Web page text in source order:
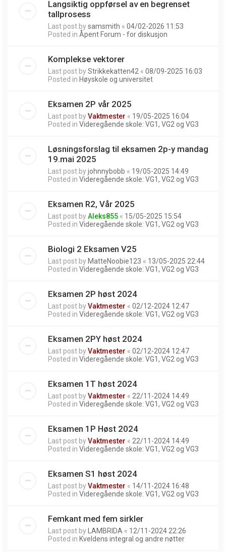
Langsiktig oppførsel av en begrenset
tallprosess
Last post bysamsmith « 04/02-2026 11:53
Posted in Åpent Forum - for diskusjon
Komplekse vektorer
Last post byStrikkekatten42 « 08/09-2025 16:03
Posted in Høyskole og universitet
Eksamen 2P vår 2025
Last post byVaktmester « 19/05-2025 16:04
Posted in Videregående skole: VG1, VG2 og VG3
Løsningsforslag til eksamen 2p-y mandag
19.mai 2025
Last post byjohnnybobb « 19/05-2025 14:49
Posted in Videregående skole: VG1, VG2 og VG3
Eksamen R2, Vår 2025
Last post byAleks855 « 15/05-2025 15:54
Posted in Videregående skole: VG1, VG2 og VG3
Biologi 2 Eksamen V25
Last post by MatteNoobie123 « 13/05-2025 22:44
Posted in Videregående skole: VG1, VG2 og VG3
Eksamen 2P høst 2024
Last post byVaktmester « 02/12-2024 12:47
Posted in Videregående skole: VG1, VG2 og VG3
Eksamen 2PY høst 2024
Last post byVaktmester « 02/12-2024 12:47
Posted in Videregående skole: VG1, VG2 og VG3
Eksamen 1T høst 2024
Last post byVaktmester « 22/11-2024 14:49
Posted in Videregående skole: VG1, VG2 og VG3
Eksamen 1P Høst 2024
Last post byVaktmester « 22/11-2024 14:49
Posted in Videregående skole: VG1, VG2 og VG3
Eksamen S1 høst 2024
Last post byVaktmester « 14/11-2024 16:48
Posted in Videregående skole: VG1, VG2 og VG3
Femkant med fem sirkler
Last post by LAMBRIDA « 12/11-2024 22:26
Posted in Kveldens integral og andre nøtter